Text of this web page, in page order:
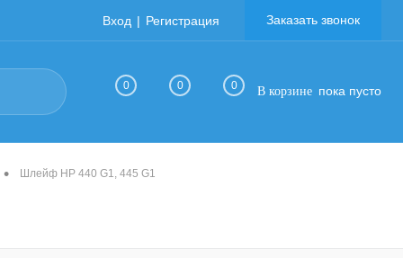
Вход Регистрация Заказать звонок
0 0 0 В корзине пока пусто
• Шлейф HP 440 G1, 445 G1